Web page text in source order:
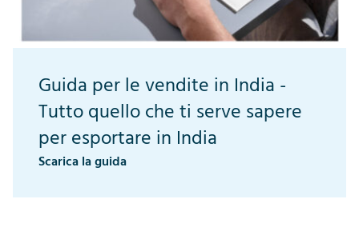
Guida per le vendite in India -
Tutto quello che ti serve sapere
per esportare in India
Scarica la guida